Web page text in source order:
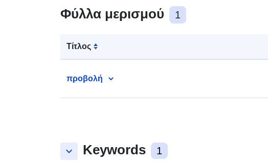
Φύλλα μερισμού 1
Τίτλος
προβολή
keyboard_arrow_down Keywords 1